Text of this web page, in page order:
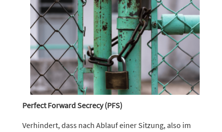
Perfect Forward Secrecy (PFS)
Verhindert, dass nach Ablauf einer Sitzung, also im